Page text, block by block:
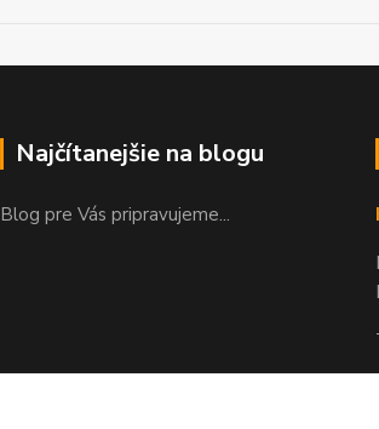
Najčítanejšie na blogu
Blog pre Vás pripravujeme...